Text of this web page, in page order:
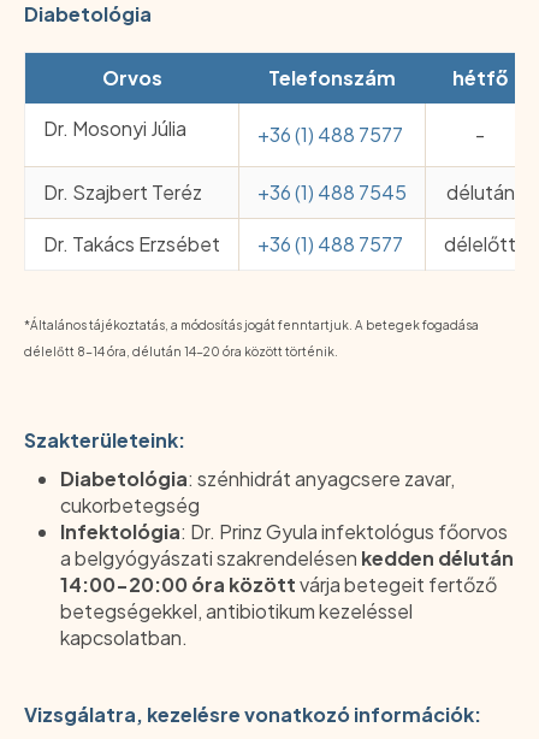
Diabetológia
Orvos Telefonszám
hétfő
Dr. Mosonyi Júlia
+36 (1) 488 7577 -
Dr. Szajbert Teréz +36 (1) 488 7545 délután
Dr. Takács Erzsébet +36 (1) 488 7577 délelőtt
*Általános tájékoztatás, a módosítás jogát fenntartjuk. A betegek fogadása
délelőtt 8-14 óra, délután 14-20 óra között történik.
Szakterületeink:
Diabetológia: szénhidrát anyagcsere zavar,
cukorbetegség
Infektológia: Dr. Prinz Gyula infektológus főorvos
a belgyógyászati szakrendelésen kedden délután
14:00-20:00 óra közöttvárja betegeit fertőző
betegségekkel, antibiotikum kezeléssel
kapcsolatban.
Vizsgálatra, kezelésre vonatkozó információk: